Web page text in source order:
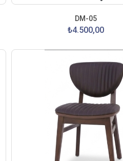
DM-05
₺4.500,00